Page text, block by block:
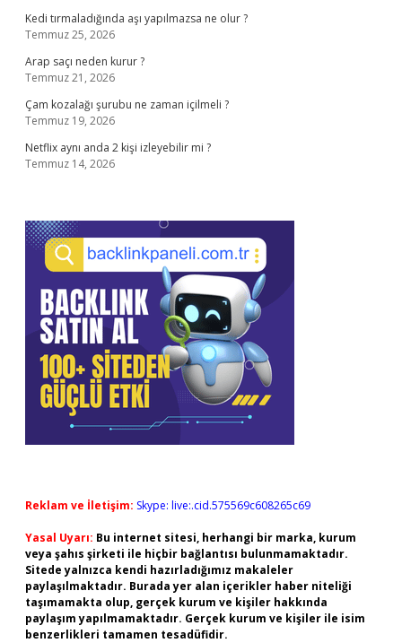
Kedi tırmaladığında aşı yapılmazsa ne olur ?
Temmuz 25, 2026
Arap saçı neden kurur ?
Temmuz 21, 2026
Çam kozalağı şurubu ne zaman içilmeli ?
Temmuz 19, 2026
Netflix aynı anda 2 kişi izleyebilir mi ?
Temmuz 14, 2026
Reklam ve İletişim: Skype: live:.cid.575569c608265c69
Yasal Uyarı: Bu internet sitesi, herhangi bir marka, kurum
veya şahıs şirketi ile hiçbir bağlantısı bulunmamaktadır.
Sitede yalnızca kendi hazırladığımız makaleler
paylaşılmaktadır. Burada yer alan içerikler haber niteliği
taşımamakta olup, gerçek kurum ve kişiler hakkında
paylaşım yapılmamaktadır. Gerçek kurum ve kişiler ile isim
benzerlikleri tamamen tesadüfidir.